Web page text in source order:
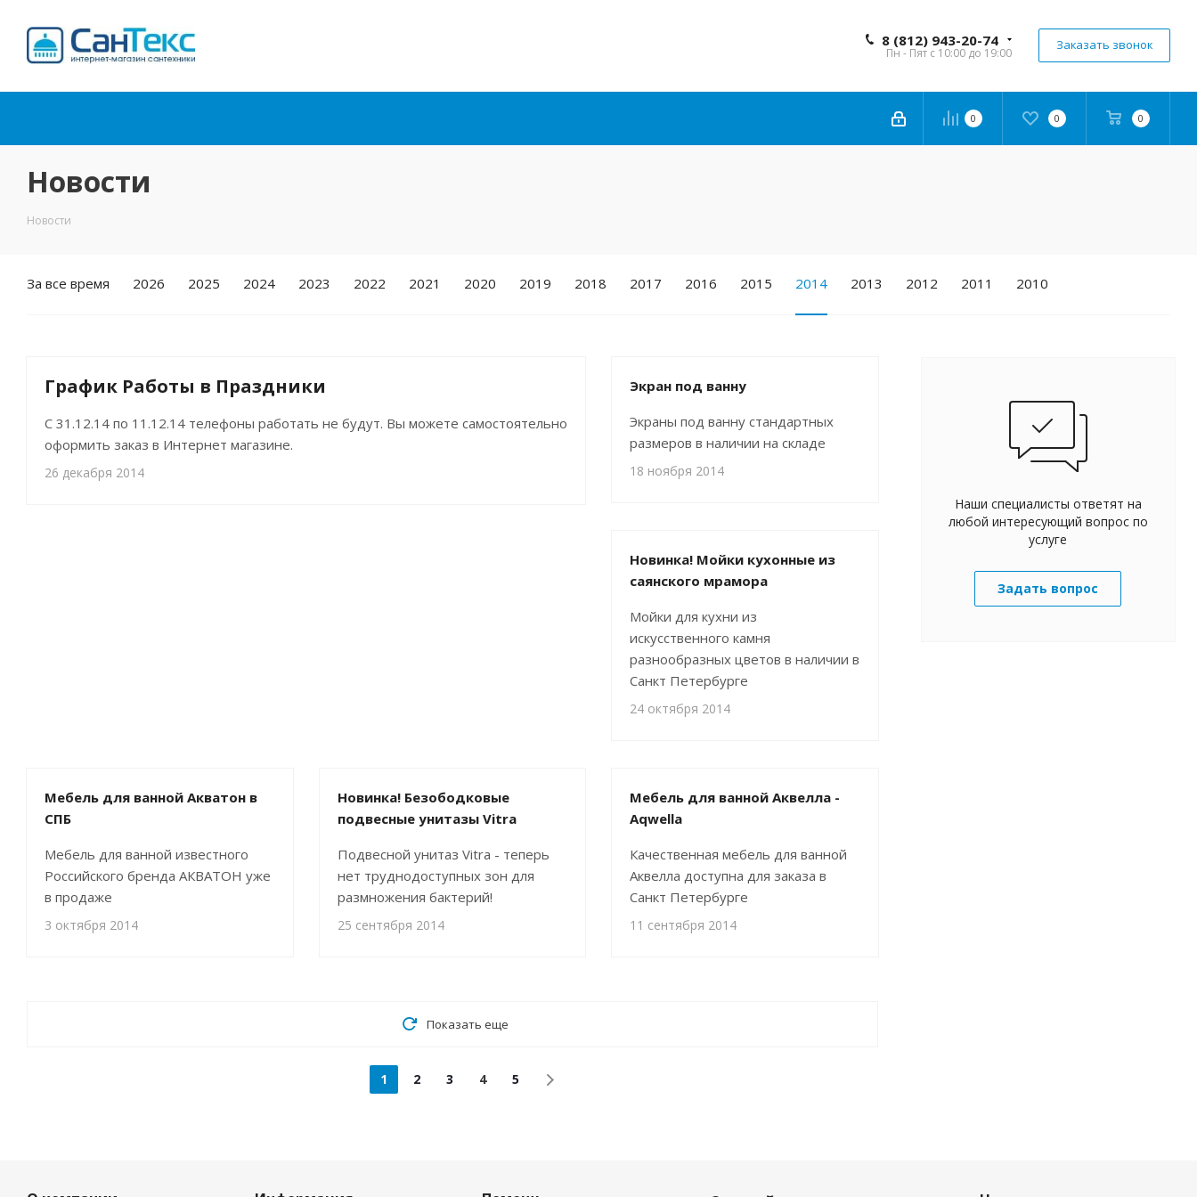
8 (812) 943-20-74
Пн - Пят с 10:00 до 19:00
Заказать звонок
0 0 0
Новости
Новости
За все время 2026 2025 2024 2023 2022 2021 2020 2019 2018 2017 2016 2015 2014 2013 2012 2011 2010
График Работы в Праздники
С 31.12.14 по 11.12.14 телефоны работать не будут. Вы можете самостоятельно
оформить заказ в Интернет магазине.
26 декабря 2014
Экран под ванну
Экраны под ванну стандартных
размеров в наличии на складе
18 ноября 2014
Новинка! Мойки кухонные из
саянского мрамора
Мойки для кухни из
искусственного камня
разнообразных цветов в наличии в
Санкт Петербурге
24 октября 2014
Мебель для ванной Акватон в
СПБ
Мебель для ванной известного
Российского бренда АКВАТОН уже
в продаже
3 октября 2014
Новинка! Безободковые
подвесные унитазы Vitra
Подвесной унитаз Vitra - теперь
нет труднодоступных зон для
размножения бактерий!
25 сентября 2014
Мебель для ванной Аквелла -
Aqwella
Качественная мебель для ванной
Аквелла доступна для заказа в
Санкт Петербурге
11 сентября 2014
Показать еще
1 2 3 4 5
Наши специалисты ответят на
любой интересующий вопрос по
услуге
Задать вопрос